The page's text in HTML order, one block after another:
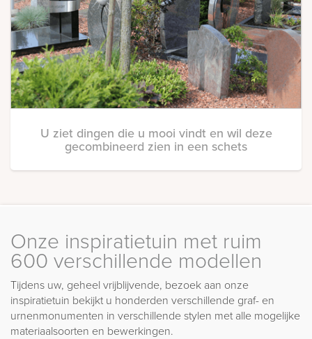
U ziet dingen die u mooi vindt en wil deze
gecombineerd zien in een schets
Onze inspiratietuin met ruim
600 verschillende modellen
Tijdens uw, geheel vrijblijvende, bezoek aan onze
inspiratietuin bekijkt u honderden verschillende graf- en
urnenmonumenten in verschillende stylen met alle mogelijke
materiaalsoorten en bewerkingen.